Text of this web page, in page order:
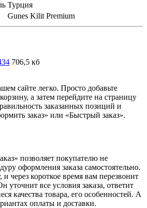
Турция
Gunes Kilit Premium
706,5 кб
сайте легко. Просто добавьте
а затем перейдите на страницу
заказанных позиций и
заказ» или «Быстрый заказ».
позволяет покупателю не
оформления заказа самостоятельно.
через короткое время вам перезвонит
уточнит все условия заказа, ответит
качества товара, его особенностей. А
оплаты и доставки.